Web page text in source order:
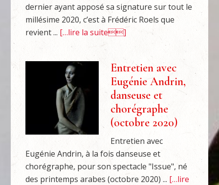
dernier ayant apposé sa signature sur tout le
millésime 2020, c’est à Frédéric Roels que
revient ... […lire la suite]
Entretien avec
Eugénie Andrin,
danseuse et
chorégraphe
(octobre 2020)
Entretien avec
Eugénie Andrin, à la fois danseuse et
chorégraphe, pour son spectacle "Issue", né
des printemps arabes (octobre 2020) ... […lire